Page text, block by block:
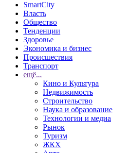
SmartCity
Власть
Общество
Тенденции
Здоровье
Экономика и бизнес
Происшествия
Транспорт
ещё...
Кино и Культура
Недвижимость
Строительство
Наука и образование
Технологии и медиа
Рынок
Туризм
ЖКХ